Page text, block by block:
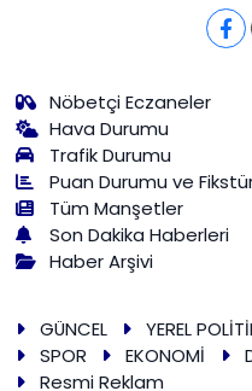
Nöbetçi Eczaneler
Hava Durumu
Trafik Durumu
Puan Durumu ve
Tüm Manşetler
Son Dakika Haberleri
Haber Arşivi
GÜNCEL YEREL
SPOR
EKONOMİ
Resmi Reklam